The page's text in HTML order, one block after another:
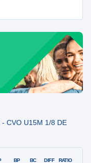
CVO U15M 1/8 DE
BP BC DIFF RATIO